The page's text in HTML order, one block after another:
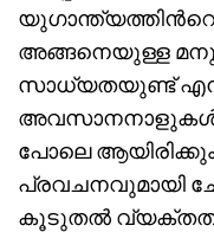
അങ്ങനെയുള്ള
സാധ്യതയുണ്ട്
പോലെ
പ്രവചനവുമായി
കൂടുതൽ വ്യക്തത